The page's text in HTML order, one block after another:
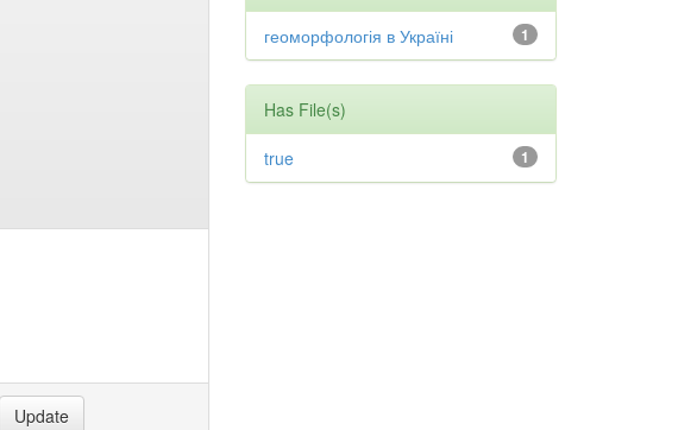
1
геоморфологія в Україні
Has File(s)
1
true